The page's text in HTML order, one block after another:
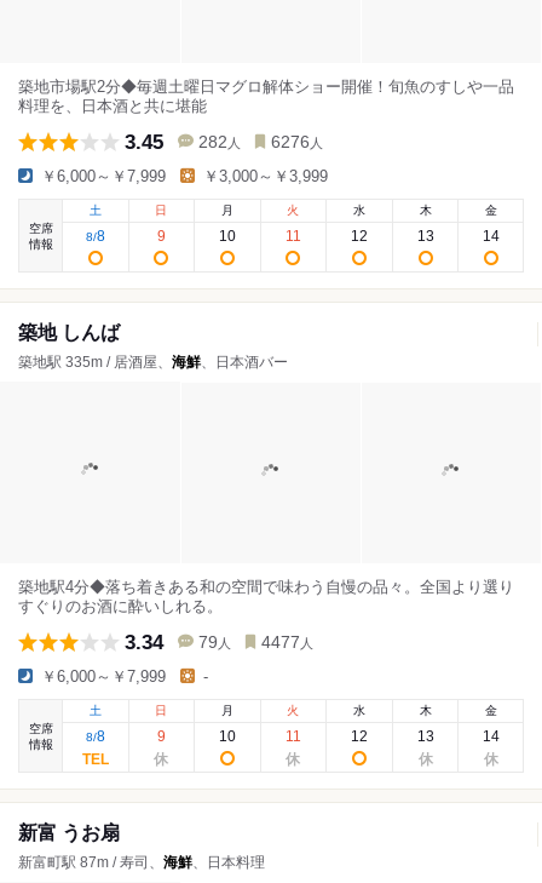
築地市場駅2分◆毎週土曜日マグロ解体ショー開催！旬魚のすしや一品
料理を、日本酒と共に堪能
3.45 282 人 6276 人
￥6,000～￥7,999 ￥3,000～￥3,999
空席
情報
土
8/8
日
9
月
10
火
11
水
12
木
13
金
14
築地 しんば
築地駅 335m / 居酒屋、 海鮮、日本酒バー
築地駅4分◆落ち着きある和の空間で味わう自慢の品々。全国より選り
すぐりのお酒に酔いしれる。
3.34 79 人 4477 人
￥6,000～￥7,999 -
空席
情報
土
8/8
日
9
月
10
火
11
水
12
木
13
金
14
新富 うお扇
新富町駅 87m / 寿司、 海鮮、日本料理